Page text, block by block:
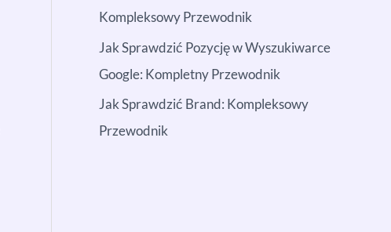
Kompleksowy Przewodnik
Jak Sprawdzić Pozycję w Wyszukiwarce
Google: Kompletny Przewodnik
Jak Sprawdzić Brand: Kompleksowy
Przewodnik